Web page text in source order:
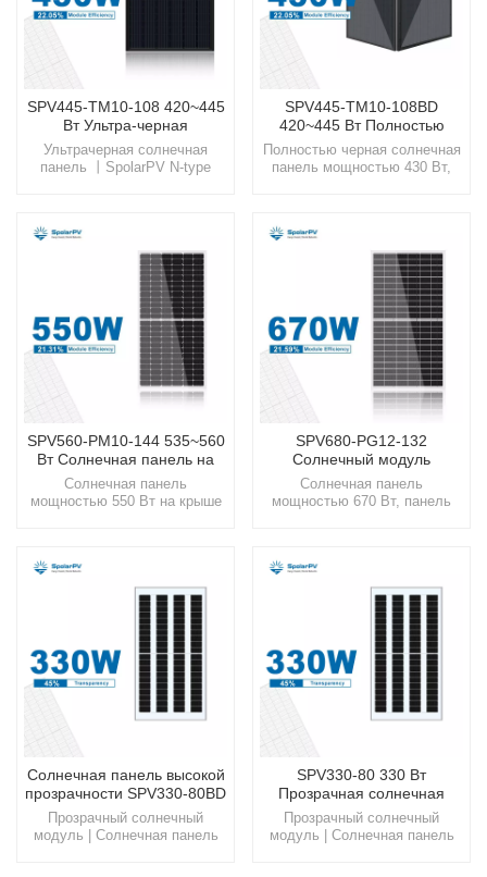
SPV445-TM10-108 420~445
Вт Ультра-черная
солнечная панель TOPcon
Ультрачерная солнечная
панель 丨SpolarPV N-type
предоставлении передовых и
устойчивых решений в
области солнечной энергетики
для более чистого мира.
SPV445-TM10-108BD
420~445 Вт Полностью
черная солнечная панель
Полностью черная солнечная
панель мощностью 430 Вт,
где мы сочетаем инновации с
устойчивым развитием,
прокладывая путь к более
яркому и экологичному
будущему.
SPV560-PM10-144 535~560
Вт Солнечная панель на
крыше
Солнечная панель
мощностью 550 Вт на крыше
для солнечной
энергииШагните в устойчивое
будущее вместе со SpolarPV,
вашим надежным партнером в
области высококачественных
инновационных решений в
области солнечной
энергетики.
SPV680-PG12-132
Солнечный модуль
655~680 Вт, 210 мм
Солнечная панель
мощностью 670 Вт, панель
природа объединяются,
предлагая вам
высококачественные
солнечные решения,
разработанные для
современного мира.
Солнечная панель высокой
прозрачности SPV330-80BD
330 Вт
Прозрачный солнечный
модуль | Солнечная панель
SPV330-80 330 Вт
Прозрачная солнечная
панель
Прозрачный солнечный
модуль | Солнечная панель